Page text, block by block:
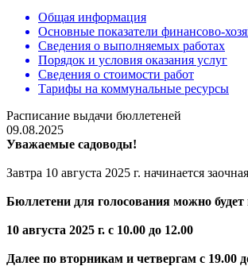
Общая информация
Основные показатели финансово-
Сведения о выполняемых работах
Порядок и условия оказания услуг
Сведения о стоимости работ
Тарифы на коммунальные ресурсы
Расписание выдачи бюллетеней
09.08.2025
Уважаемые садоводы!
Завтра 10 августа 2025 г. начинается
Бюллетени для голосования можно
10 августа 2025 г. с 10.00 до 12.00
Далее по вторникам и четвергам с 19.00